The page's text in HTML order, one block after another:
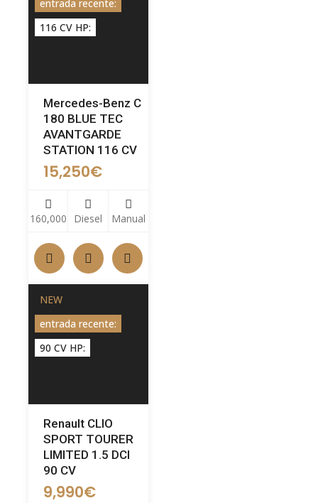
entrada recente:
116 CV HP:
Mercedes-Benz C
180 BLUE TEC
AVANTGARDE
STATION 116 CV
15,250€
160,000 Diesel Manual
NEW
entrada recente:
90 CV HP:
Renault CLIO
SPORT TOURER
LIMITED 1.5 DCI
90 CV
9,990€